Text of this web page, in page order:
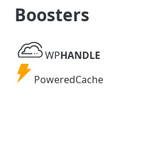
Boosters
WP
Handle
WPHANDLE
Powered
PoweredCache